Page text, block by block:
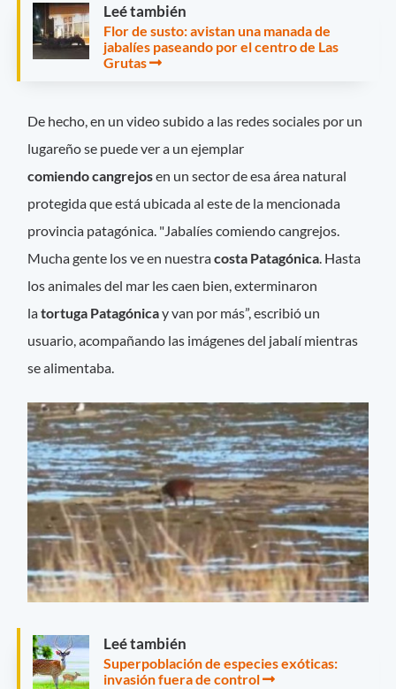
Leé también
Flor de susto: avistan una manada de
jabalíes paseando por el centro de Las
Grutas
De hecho, en un video subido a las redes sociales por un
lugareño se puede ver a un ejemplar
comiendo cangrejosen un sector de esa área natural
protegida que está ubicada al este de la mencionada
provincia patagónica. "Jabalíes comiendo cangrejos.
Mucha gente los ve en nuestracosta Patagónica. Hasta
los animales del mar les caen bien, exterminaron
latortuga Patagónicay van por más”, escribió un
usuario, acompañando las imágenes del jabalí mientras
se alimentaba.
Leé también
Superpoblación de especies exóticas:
invasión fuera de control